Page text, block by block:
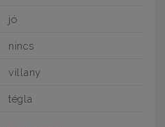
jó
nincs
villany
tégla